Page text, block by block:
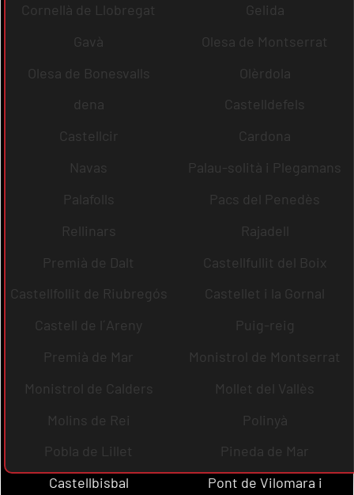
Cornellà de Llobregat
Gelida
Gavà
Olesa de Montserrat
Olesa de Bonesvalls
Olèrdola
dena
Castelldefels
Castellcir
Cardona
Navas
Palau-solità i Plegamans
Palafolls
Pacs del Penedès
Rellinars
Rajadell
Premià de Dalt
Castellfullit del Boix
Castellfollit de Riubregós
Castellet i la Gornal
Castell de l´Areny
Puig-reig
Premià de Mar
Monistrol de Montserrat
Monistrol de Calders
Mollet del Vallès
Molins de Rei
Polinyà
Pobla de Lillet
Pineda de Mar
Castellbisbal
Pont de Vilomara i